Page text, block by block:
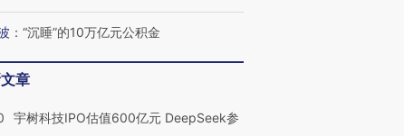
： “沉睡”的10万亿元公积金
章
宇树科技IPO估值600亿元 DeepSeek参